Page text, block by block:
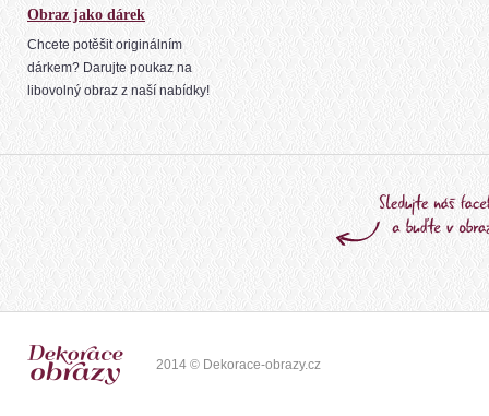
Obraz jako dárek
Chcete potěšit originálním
dárkem? Darujte poukaz na
libovolný obraz z naší nabídky!
2014 © Dekorace-obrazy.cz